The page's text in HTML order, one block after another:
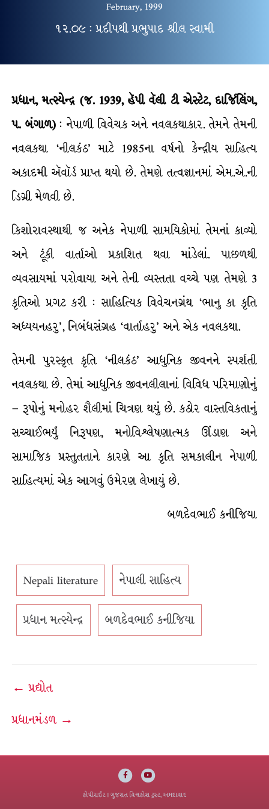
February, 1999
૧૨.૦૯ : પ્રદીપથી પ્રભુપાદ શ્રીલ સ્વામી
પ્રધાન, મત્સ્યેન્દ્ર (જ. 1939, હૅપી વૅલી ટી એસ્ટેટ, દાર્જિલિંગ,
પ. બંગાળ): નેપાળી વિવેચક અને નવલકથાકાર. તેમને તેમની
નવલકથા ‘નીલકંઠ’ માટે 1985ના વર્ષનો કેન્દ્રીય સાહિત્ય
અકાદમી ઍવૉર્ડ પ્રાપ્ત થયો છે. તેમણે તત્વજ્ઞાનમાં એમ.એ.ની
ડિગ્રી મેળવી છે.
કિશોરાવસ્થાથી જ અનેક નેપાળી સામયિકોમાં તેમનાં કાવ્યો
અને ટૂંકી વાર્તાઓ પ્રકાશિત થવા માંડેલાં. પાછળથી
વ્યવસાયમાં પરોવાયા અને તેની વ્યસ્તતા વચ્ચે પણ તેમણે 3
કૃતિઓ પ્રગટ કરી : સાહિત્યિક વિવેચનગ્રંથ ‘ભાનુ કા કૃતિ
અધ્યયનહરુ’, નિબંધસંગ્રહ ‘વાર્તાહરુ’ અને એક નવલકથા.
તેમની પુરસ્કૃત કૃતિ ‘નીલકંઠ’ આધુનિક જીવનને સ્પર્શતી
નવલકથા છે. તેમાં આધુનિક જીવનલીલાનાં વિવિધ પરિમાણોનું
– રૂપોનું મનોહર શૈલીમાં ચિત્રણ થયું છે. કઠોર વાસ્તવિકતાનું
સચ્ચાઈભર્યું નિરૂપણ, મનોવિશ્લેષણાત્મક ઊંડાણ અને
સામાજિક પ્રસ્તુતતાને કારણે આ કૃતિ સમકાલીન નેપાળી
સાહિત્યમાં એક આગવું ઉમેરણ લેખાયું છે.
બળદેવભાઈ કનીજિયા
Nepali literature નેપાલી સાહિત્ય
પ્રધાન મત્સ્યેન્દ્ર બળદેવભાઈ કનીજિયા
Post
navigation
← પ્રદ્યોત
પ્રધાનમંડળ →
FacebookYoutube
કોપીરાઈટ| ગુજરાત વિશ્વકોશ ટ્રસ્ટ, અમદાવાદ